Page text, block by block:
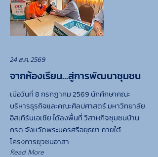
24 ส.ค. 2569
จากห้องเรียน…สู่การพัฒนาชุมชน
เมื่อวันที่ 8 กรกฎาคม 2569 นักศึกษาคณะ
บริหารธุรกิจและคณะศิลปศาสตร์ มหาวิทยาลัย
อีสเทิร์นเอเชีย ได้ลงพื้นที่ วิสาหกิจชุมชนบ้าน
กรด จังหวัดพระนครศรีอยุธยา ภายใต้
โครงการยุวชนอาสา
Read More